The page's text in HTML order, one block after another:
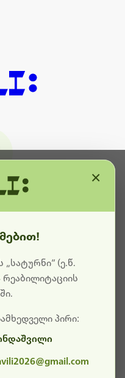
ამჟამად
და ტექნიკური
იქნება. გმადლობთ
(ე.წ.
რეაბილიტაციის
პირი:
×